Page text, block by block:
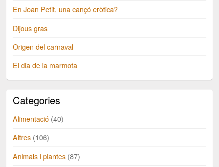
En Joan Petit, una cançó eròtica?
Dijous gras
Origen del carnaval
El dia de la marmota
Categories
Alimentació (40)
Altres (106)
Animals i plantes (87)